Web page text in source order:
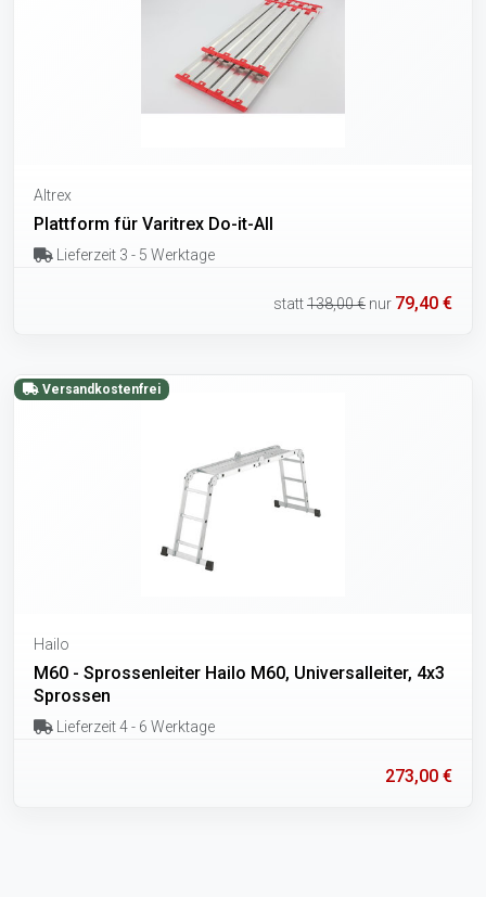
Altrex
Plattform für Varitrex Do-it-All
Lieferzeit 3 - 5 Werktage
statt138,00 € nur 79,40 €
Versandkostenfrei
Hailo
M60 - Sprossenleiter Hailo M60, Universalleiter, 4x3
Sprossen
Lieferzeit 4 - 6 Werktage
273,00 €